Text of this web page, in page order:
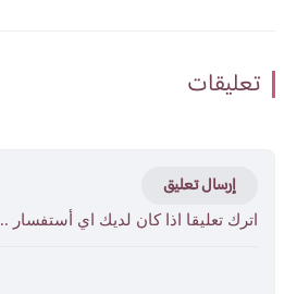
تعليقات
إرسال تعليق
اترك تعليقا اذا كان لديك اي أستفسار ..